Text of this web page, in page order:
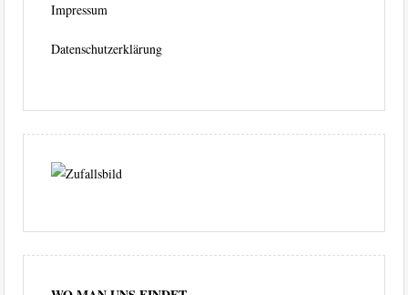
Impressum
Datenschutzerklärung